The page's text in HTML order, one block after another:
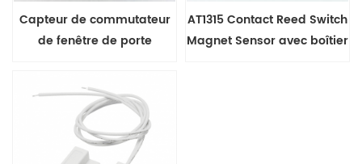
Capteur de commutateur
de fenêtre de porte
AT1315 Contact Reed Switch
Magnet Sensor avec boîtier